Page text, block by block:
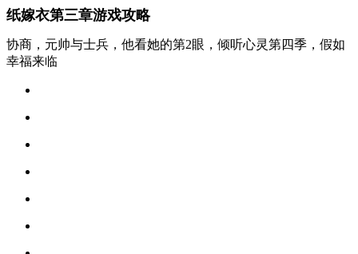
纸嫁衣第三章游戏攻略
协商，元帅与士兵，他看她的第2眼，倾听心灵第四季，假如
幸福来临